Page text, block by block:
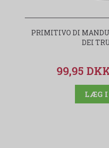
PRIMITIVO DI
DEI
99,95
LÆG I